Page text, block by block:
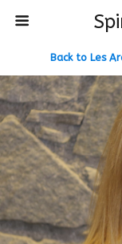
Back to Les